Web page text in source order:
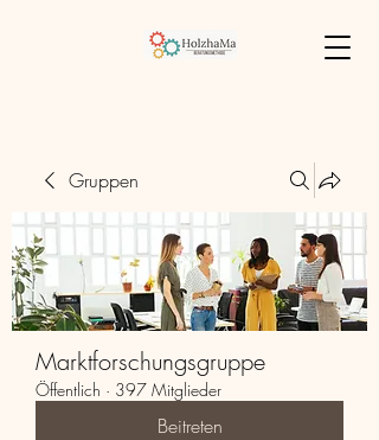
Gruppen
Marktforschungsgruppe
Öffentlich · 397 Mitglieder
Beitreten